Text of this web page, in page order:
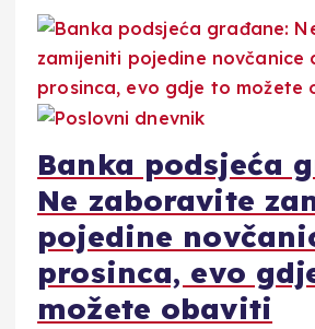
Banka podsjeća
Ne zaboravite
pojedine
prosinca, evo
možete obaviti